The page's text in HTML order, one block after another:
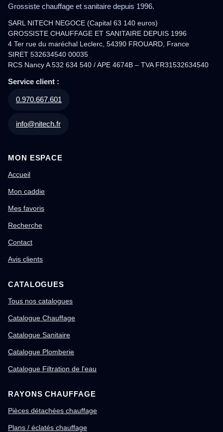
Grossiste chauffage et sanitaire depuis 1996.
SARL NITECH NEGOCE (Capital 63 140 euros)
GROSSISTE CHAUFFAGE ET SANITAIRE DEPUIS 1996
4 Ter rue du maréchal Leclerc, 54390 FROUARD, France
SIRET 532634540 00035
RCS Nancy A 532 634 540 / APE 4674B – TVA FR31532634540
Service client :
0.970.667.601
info@nitech.fr
MON ESPACE
Accueil
Mon caddie
Mes favoris
Recherche
Contact
Avis clients
CATALOGUES
Tous nos catalogues
Catalogue Chauffage
Catalogue Sanitaire
Catalogue Plomberie
Catalogue Filtration de l'eau
RAYONS CHAUFFAGE
Pièces détachées chauffage
Plans / éclatés chauffage